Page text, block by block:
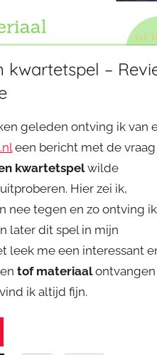
kwartetspel –
geleden ontving ik van
een bericht met de
kwartetspelwilde
Hier zei ik,
nee tegen en zo ontving ik
later dit spel in mijn
leek me een interessant
entof materiaalontvangen
ik altijd fijn.